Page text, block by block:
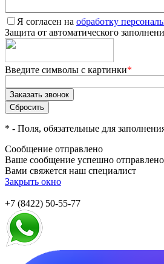
Я согласен на обработку
Защита от автоматического
Введите символы с картинки*
* - Поля, обязательные для
Сообщение отправлено
Ваше сообщение успешно
Вами свяжется наш специалист
Закрыть окно
+7 (8422) 50-55-77